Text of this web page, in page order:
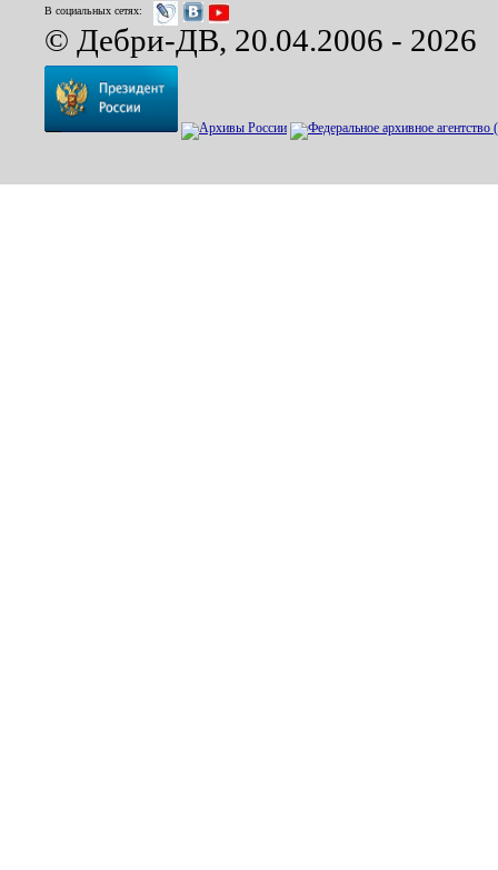
В социальных сетях:
© Дебри-ДВ, 20.04.2006 - 2026